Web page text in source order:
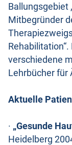
Ballungsgebiet
Mitbegründer
verschiedene
Lehrbücher für
Aktuelle
· „Gesunde
Heidelberg